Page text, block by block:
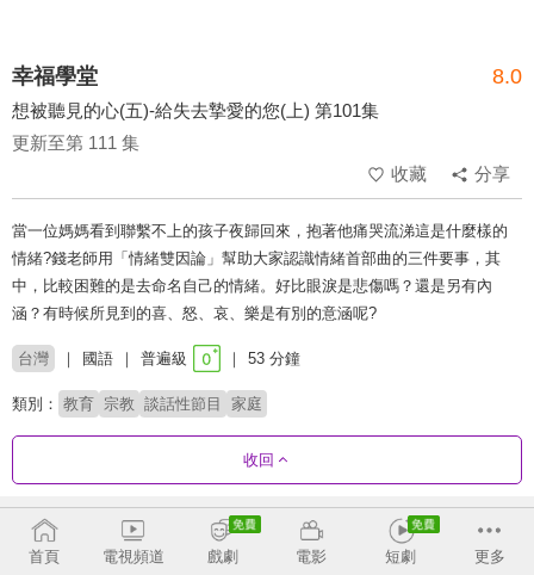
幸福學堂 8.0
想被聽見的心(五)-給失去摯愛的您(上) 第101集
更新至第 111 集
收藏
分享
當一位媽媽看到聯繫不上的孩子夜歸回來，抱著他痛哭流涕這是什麼樣的
情緒?錢老師用「情緒雙因論」幫助大家認識情緒首部曲的三件要事，其
中，比較困難的是去命名自己的情緒。好比眼淚是悲傷嗎？還是另有內
涵？有時候所見到的喜、怒、哀、樂是有別的意涵呢?
台灣 國語 普遍級 53 分鐘
類別： 教育 宗教 談話性節目 家庭
收回
劇集列表
反序
首頁
電視頻道 戲劇 電影 短劇 更多